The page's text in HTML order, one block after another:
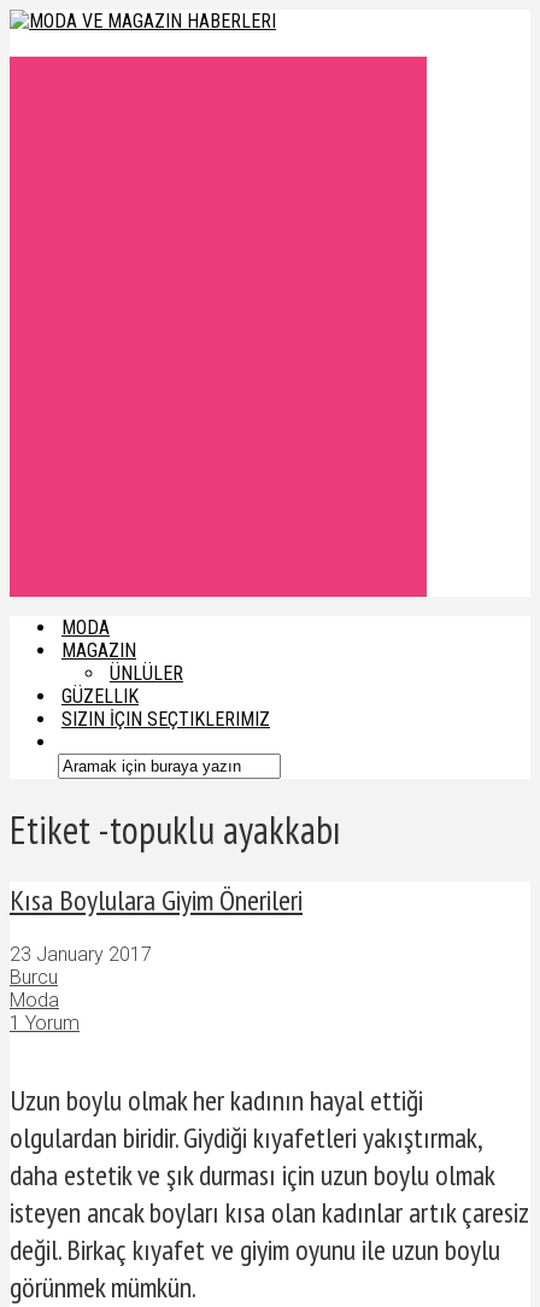
MODA
MAGAZIN
ÜNLÜLER
GÜZELLIK
SIZIN İÇIN SEÇTIKLERIMIZ
Etiket -topuklu ayakkabı
Kısa Boylulara Giyim Önerileri
23 January 2017
Burcu
Moda
1 Yorum
Uzun boylu olmak her kadının hayal ettiği
olgulardan biridir. Giydiği kıyafetleri yakıştırmak,
daha estetik ve şık durması için uzun boylu olmak
isteyen ancak boyları kısa olan kadınlar artık çaresiz
değil. Birkaç kıyafet ve giyim oyunu ile uzun boylu
görünmek mümkün.